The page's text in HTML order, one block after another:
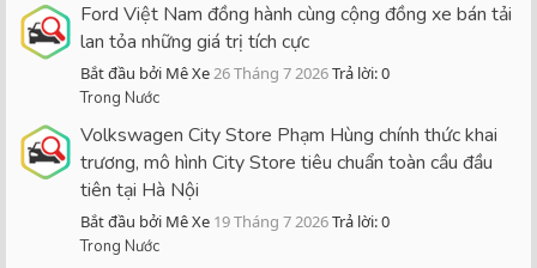
Ford Việt Nam đồng hành cùng cộng đồng xe bán tải
lan tỏa những giá trị tích cực
Bắt đầu bởi Mê Xe26 Tháng 7 2026Trả lời: 0
Trong Nước
Volkswagen City Store Phạm Hùng chính thức khai
trương, mô hình City Store tiêu chuẩn toàn cầu đầu
tiên tại Hà Nội
Bắt đầu bởi Mê Xe 19 Tháng 7 2026Trả lời: 0
Trong Nước